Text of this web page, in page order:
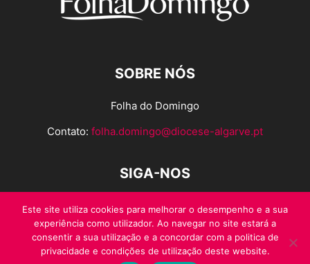
SOBRE NÓS
Folha do Domingo
Contato: folha.domingo@diocese-algarve.pt
SIGA-NOS
Este site utiliza cookies para melhorar o desempenho e a sua
experiência como utilizador. Ao navegar no site estará a
consentir a sua utilização e a concordar com a politica de
privacidade e condições de utilização deste website.